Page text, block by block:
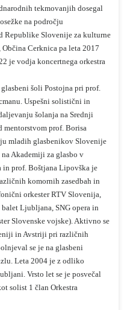
tekmovanjih dosegal
na področju
Republike Slovenije za kulturne
Cerknica pa leta 2017
je vodja koncertnega orkestra
šoli Postojna pri prof.
Uspešni solistični in
šolanja na Srednji
prof. Borisa
mladih glasbenikov Slovenije
Akademiji za glasbo v
in prof. Boštjana Lipovška je
komornih zasedbah in
orkester RTV Slovenija,
Ljubljana, SNG opera in
Slovenske vojske). Aktivno se
in Avstriji pri različnih
se je na glasbeni
Leta 2004 je z odliko
Vrsto let se je posvečal
solist 1 član Orkestra